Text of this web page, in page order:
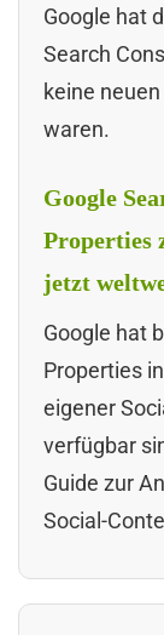
Google hat
Search
keine
waren.
Google
Properties
jetzt
Google hat
Properties
eigener
verfügbar
Guide zur
Social-